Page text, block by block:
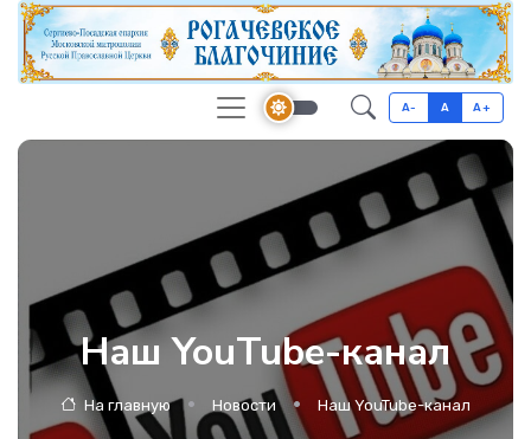
A- A A+
Наш YouTube-канал
На главную Новости Наш YouTube-канал